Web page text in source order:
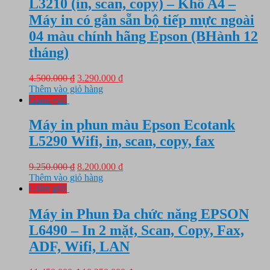
L3210 (in, scan, copy) – Khổ A4 –
Máy in có gắn sẵn bộ tiếp mực ngoài
04 màu chính hãng Epson (BHành 12
tháng)
4.500.000₫ Giá
gốc
3.290.000 ₫Giá
3.290.000 ₫.
Thêm vào giỏ hàng
Giảm giá!
Máy in phun màu Epson Ecotank
L5290 Wifi, in, scan, copy, fax
9.250.000₫ Giá
gốc
8.200.000 ₫Giá
8.200.000 ₫.
Thêm vào giỏ hàng
Giảm giá!
Máy in Phun Đa chức năng EPSON
L6490 – In 2 mặt, Scan, Copy, Fax,
ADF, Wifi, LAN